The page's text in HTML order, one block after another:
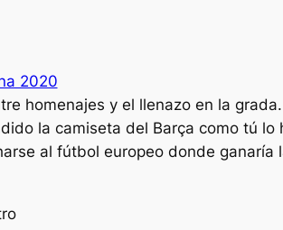
homenajes y el llenazo en la
la camiseta del Barça como tú lo
al fútbol europeo donde ganaría